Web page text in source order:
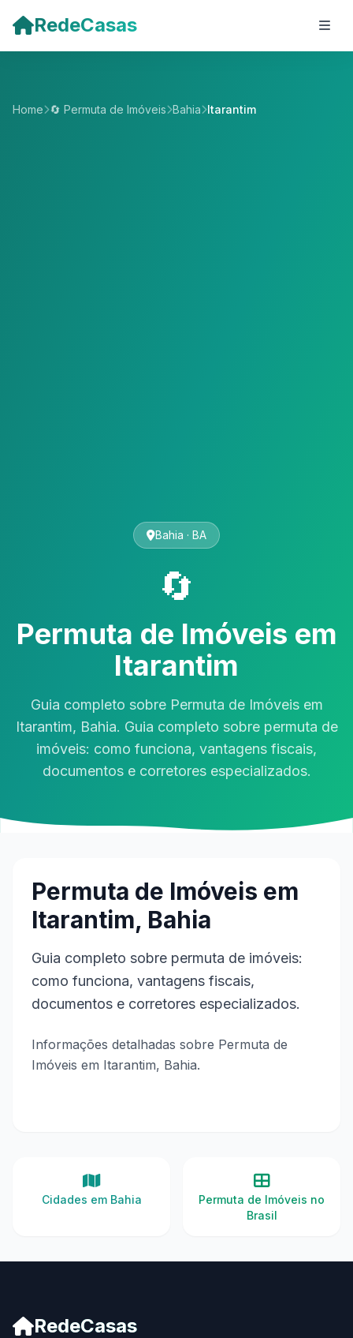
RedeCasas
Home 🔄 Permuta de Imóveis Bahia Itarantim
Bahia · BA
🔄
Permuta de Imóveis em
Itarantim
Guia completo sobre Permuta de Imóveis em
Itarantim, Bahia. Guia completo sobre permuta de
imóveis: como funciona, vantagens fiscais,
documentos e corretores especializados.
Permuta de Imóveis em
Itarantim, Bahia
Guia completo sobre permuta de imóveis:
como funciona, vantagens fiscais,
documentos e corretores especializados.
Informações detalhadas sobre Permuta de
Imóveis em Itarantim, Bahia.
Cidades em Bahia
Permuta de Imóveis no
Brasil
RedeCasas